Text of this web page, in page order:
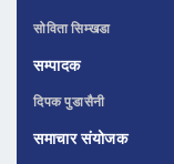
सोविता सिम्खडा
सम्पादक
दिपक पुडासैनी
समाचार संयोजक